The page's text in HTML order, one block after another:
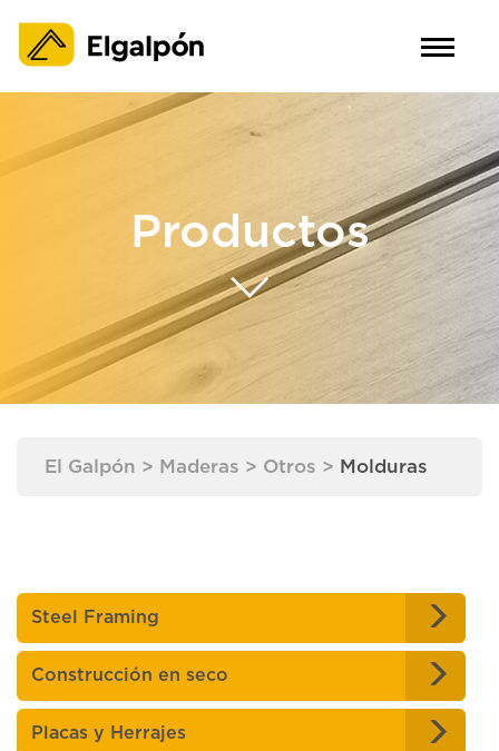
Productos
El Galpón > Maderas > Otros > Molduras
Steel Framing
Construcción en seco
Placas y Herrajes